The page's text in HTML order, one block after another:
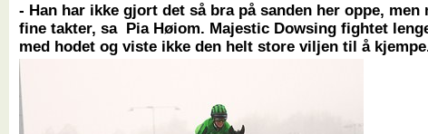
- Han har ikke gjort det så bra på sanden her oppe, men
fine takter, sa Pia Høiom. Majestic Dowsing fightet
med hodet og viste ikke den helt store viljen til å